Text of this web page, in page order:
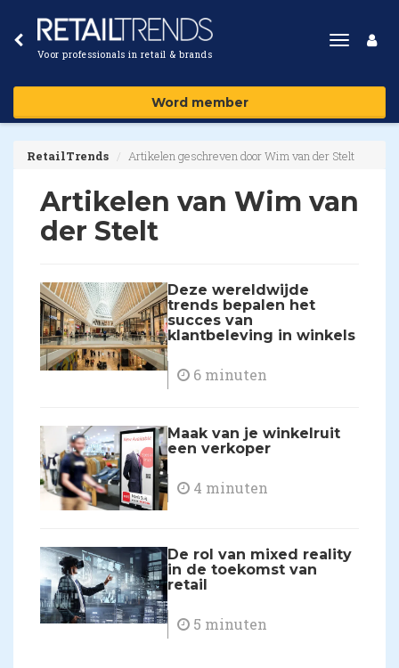
Voor professionals in retail & brands
Toggle
Word member
RetailTrends Artikelen geschreven door Wim van der Stelt
Artikelen van Wim van
der Stelt
Deze wereldwijde
trends bepalen het
succes van
klantbeleving in winkels
6 minuten
Maak van je winkelruit
een verkoper
4 minuten
De rol van mixed reality
in de toekomst van
retail
5 minuten